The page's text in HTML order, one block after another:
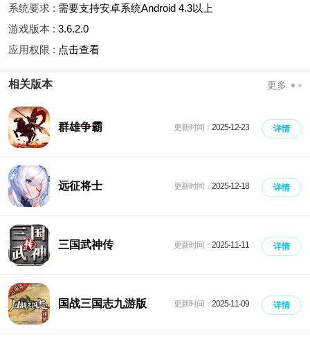
系统要求 : 需要支持安卓系统Android 4.3以上
游戏版本 : 3.6.2.0
应用权限 : 点击查看
相关版本 更多
群雄争霸 更新时间： 2025-12-23 详情
远征将士 更新时间： 2025-12-18 详情
三国武神传 更新时间： 2025-11-11 详情
国战三国志九游版 更新时间： 2025-11-09 详情